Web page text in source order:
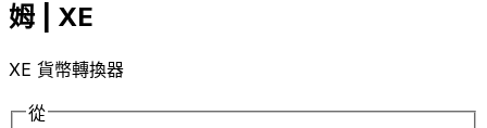
姆 | XE
XE 貨幣轉換器
從